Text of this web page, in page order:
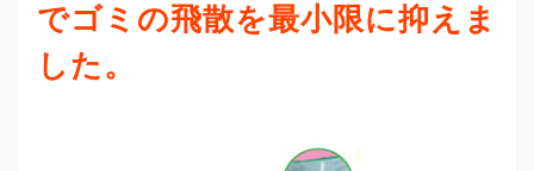
でゴミの飛散を最小限に抑えま
した。